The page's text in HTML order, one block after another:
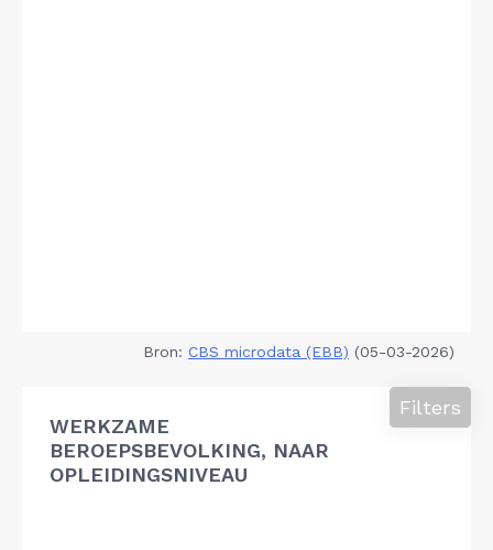
Bron: CBS microdata (EBB) (05-03-2026)
WERKZAME
BEROEPSBEVOLKING, NAAR
OPLEIDINGSNIVEAU
Filters